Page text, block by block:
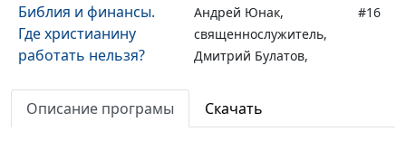
Библия и финансы.
Где христианину
работать нельзя?
Андрей Юнак,
священнослужитель,
Дмитрий Булатов,
#16
Описание програмы Скачать